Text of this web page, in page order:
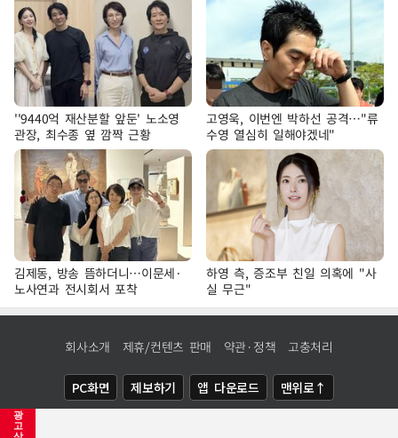
광
고
''9440억 재산분할 앞둔' 노소영
관장, 최수종 옆 깜짝 근황
고영욱, 이번엔 박하선 공격…"류
수영 열심히 일해야겠네"
김제동, 방송 뜸하더니…이문세·
노사연과 전시회서 포착
하영 측, 증조부 친일 의혹에 "사
실 무근"
회사소개 제휴/컨텐츠 판매 약관·정책 고충처리
PC화면 제보하기 앱 다운로드 맨위로↑